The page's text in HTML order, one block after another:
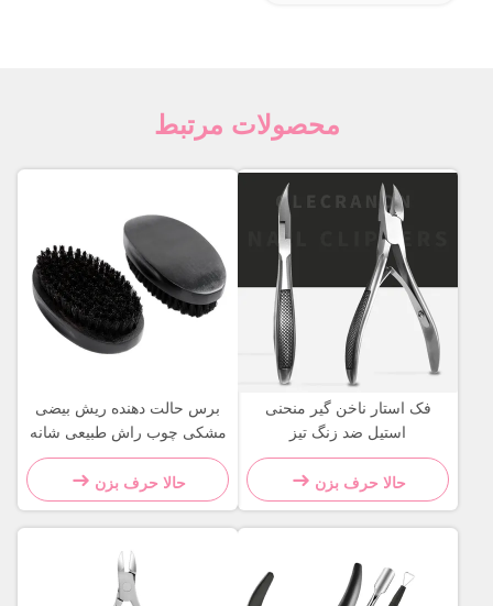
محصولات مرتبط
فک استار ناخن گیر منحنی
استیل ضد زنگ تیز
حالا حرف بزن
برس حالت دهنده ریش بیضی
مشکی چوب راش طبیعی شانه
برس ریش موی گراز
حالا حرف بزن